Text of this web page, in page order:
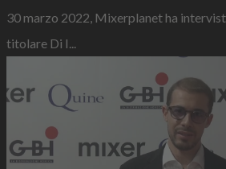
30 marzo 2022, Mixerplanet ha
titolare Di I...